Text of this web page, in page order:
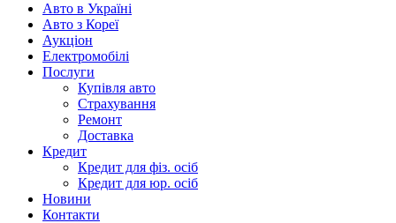
Авто в Україні
Авто з Кореї
Аукціон
Електромобілі
Послуги
Купівля авто
Страхування
Ремонт
Доставка
Кредит
Кредит для фіз. осіб
Кредит для юр. осіб
Новини
Контакти